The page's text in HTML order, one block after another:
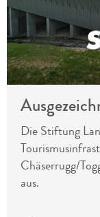
Die Stiftung
Chäserrugg/
aus.